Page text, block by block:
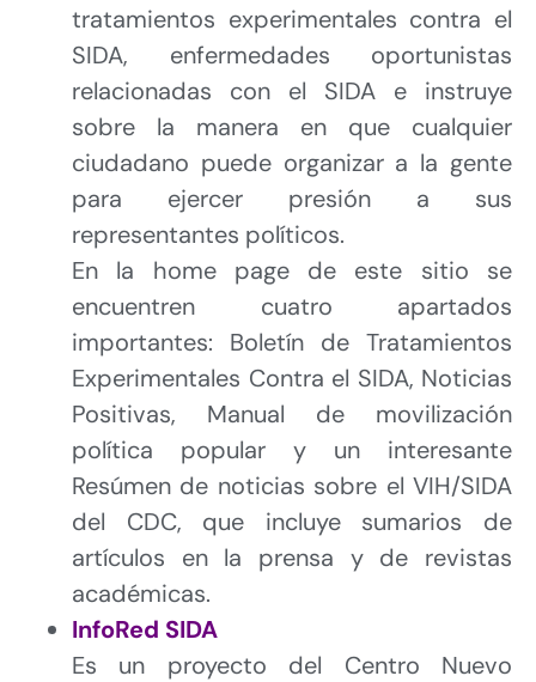
tratamientos experimentales contra el
SIDA, enfermedades oportunistas
relacionadas con el SIDA e instruye
sobre la manera en que cualquier
ciudadano puede organizar a la gente
para ejercer presión a sus
representantes políticos.
En la home page de este sitio se
encuentren cuatro apartados
importantes: Boletín de Tratamientos
Experimentales Contra el SIDA, Noticias
Positivas, Manual de movilización
política popular y un interesante
Resúmen de noticias sobre el VIH/SIDA
del CDC, que incluye sumarios de
artículos en la prensa y de revistas
académicas.
InfoRed SIDA
Es un proyecto del Centro Nuevo